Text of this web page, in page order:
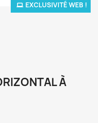
EXCLUSIVITÉ WEB !
À